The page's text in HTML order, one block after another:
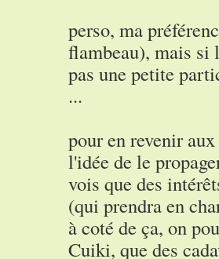
perso, ma
flambeau), mais si
pas une petite
...
pour en revenir
l'idée de le
vois que des
(qui prendra en
à coté de ça, on
Cuiki, que des